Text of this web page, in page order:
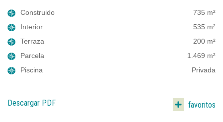
Construido
735 m²
Interior
535 m²
Terraza
200 m²
Parcela
1.469 m²
Piscina
Privada
Descargar PDF favoritos